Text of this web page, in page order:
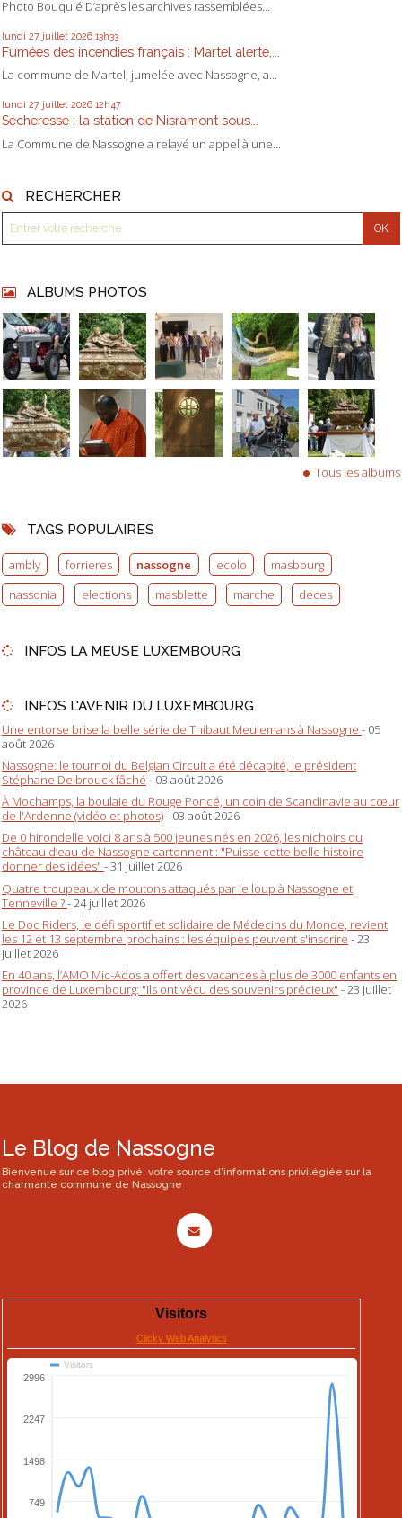
Photo Bouquié D’après les archives rassemblées...
lundi 27 juillet 2026 13h33
Fumées des incendies français : Martel alerte,...
La commune de Martel, jumelée avec Nassogne, a...
lundi 27 juillet 2026 12h47
Sécheresse : la station de Nisramont sous...
La Commune de Nassogne a relayé un appel à une...
RECHERCHER
ALBUMS PHOTOS
Tous les albums
TAGS POPULAIRES
ambly forrieres nassogne ecolo
masbourg
nassonia
elections masblette marche deces
INFOS LA MEUSE LUXEMBOURG
INFOS L'AVENIR DU LUXEMBOURG
Une entorse brise la belle série de Thibaut Meulemans à Nassogne - 05
août 2026
Nassogne: le tournoi du Belgian Circuit a été décapité, le président
Stéphane Delbrouck fâché - 03 août 2026
À Mochamps, la boulaie du Rouge Poncé, un coin de Scandinavie au cœur
de l'Ardenne (vidéo et photos)- 03 août 2026
De 0 hirondelle voici 8 ans à 500 jeunes nés en 2026, les nichoirs du
château d’eau de Nassogne cartonnent : "Puisse cette belle histoire
donner des idées" - 31 juillet 2026
Quatre troupeaux de moutons attaqués par le loup à Nassogne et
Tenneville ?- 24 juillet 2026
Le Doc Riders, le défi sportif et solidaire de Médecins du Monde, revient
les 12 et 13 septembre prochains : les équipes peuvent s'inscrire - 23
juillet 2026
En 40 ans, l’AMO Mic-Ados a offert des vacances à plus de 3000 enfants en
province de Luxembourg: "Ils ont vécu des souvenirs précieux" - 23 juillet
2026
Le Blog de Nassogne
Bienvenue sur ce blog privé, votre source d'informations privilégiée sur la
charmante commune de Nassogne